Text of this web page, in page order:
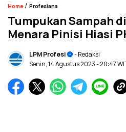
Home / Profesiana
Tumpukan Sampah
Menara Pinisi Hiasi
LPM Profesi
- Redaksi
Senin, 14 Agustus 2023- 20:47